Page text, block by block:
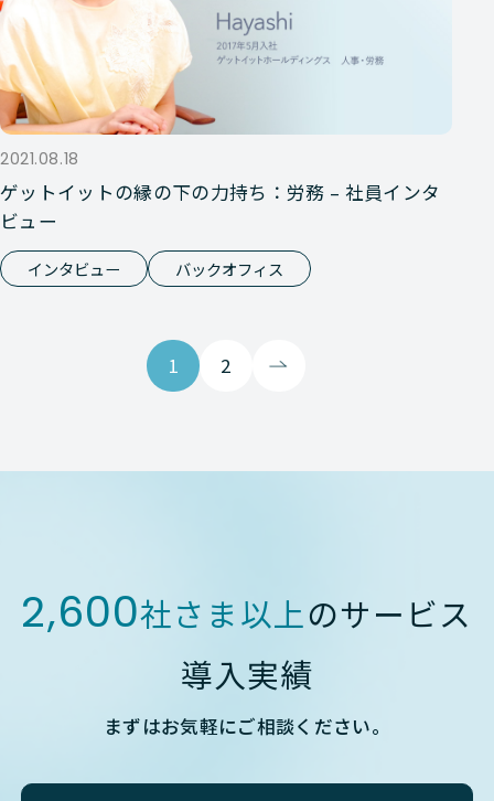
2021.08.18
ゲットイットの縁の下の力持ち：労務 – 社員インタ
ビュー
インタビュー バックオフィス
1 2
2,600社さま以上のサービス
導入実績
まずはお気軽にご相談ください。